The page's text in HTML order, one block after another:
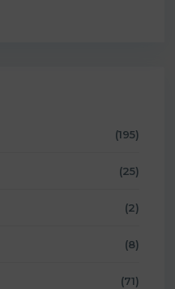
(195)
(25)
(2)
(8)
(71)